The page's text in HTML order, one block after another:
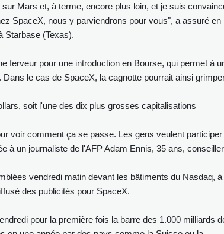
Mars et, à terme, encore plus loin, et je suis
SpaceX, nous y parviendrons pour vous", a assuré en
Starbase (Texas).
ferveur pour une introduction en Bourse, qui permet à
le cas de SpaceX, la cagnotte pourrait ainsi
soit l'une des dix plus grosses capitalisations
voir comment ça se passe. Les gens veulent participer
à un journaliste de l'AFP Adam Ennis, 35 ans,
vendredi matin devant les bâtiments du Nasdaq, à
des publicités pour SpaceX.
pour la première fois la barre des 1.000 milliards